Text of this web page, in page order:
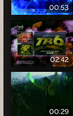
00:53
02:42
00:29